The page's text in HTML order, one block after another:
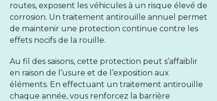
routes, exposent les véhicules à un risque élevé de
corrosion. Un traitement antirouille annuel permet
de maintenir une protection continue contre les
effets nocifs de la rouille.
Au fil des saisons, cette protection peut s’affaiblir
en raison de l’usure et de l’exposition aux
éléments. En effectuant un traitement antirouille
chaque année, vous renforcez la barrière